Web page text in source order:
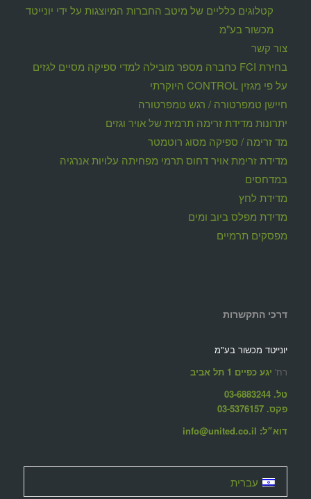
קטלוגים כלליים של מיטב החברות המיוצגות על ידי יונייטד
מכשור בע"מ
צור קשר
בחירת FCI כחברה מספר מובילה למדי ספיקה מסיים לגזים
על פי מגזין CONTROL היוקרתי
חיישן טמפרטורה / רגש טמפרטורה
יתרונות מדידת זרימה תרמית של אויר וגזים
מד זרימה / ספיקה מסוג רוטמטר
מדידת זרימת אויר דחוס תרמי מפחיתה עלויות אנרגיה
במדחסים
מדידת לחץ
מדידת מפלס ביוב ומים
מפסקים תרמיים
דרכי התקשרות
יונייטד מכשור בע"מ
רח' יגע כפיים 1 תל אביב
טל. 03-6883244
פקס. 03-5376157
דוא״ל: info@united.co.il
עברית